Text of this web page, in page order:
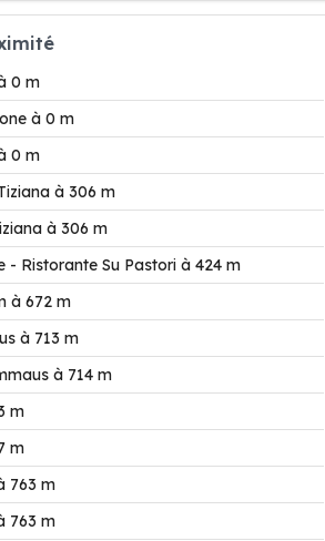
0 m
à 0 m
0 m
à 306 m
à 306 m
- Ristorante Su Pastori à 424 m
à 672 m
à 713 m
à 714 m
m
m
763 m
763 m